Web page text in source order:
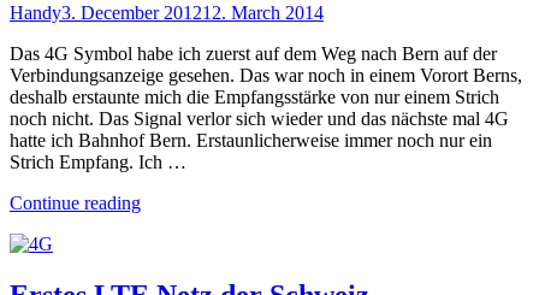
Handy3. December 201212. March 2014
Das 4G Symbol habe ich zuerst auf dem Weg nach Bern auf der
Verbindungsanzeige gesehen. Das war noch in einem Vorort Berns,
deshalb erstaunte mich die Empfangsstärke von nur einem Strich
noch nicht. Das Signal verlor sich wieder und das nächste mal 4G
hatte ich Bahnhof Bern. Erstaunlicherweise immer noch nur ein
Strich Empfang. Ich …
Continue reading"Erste